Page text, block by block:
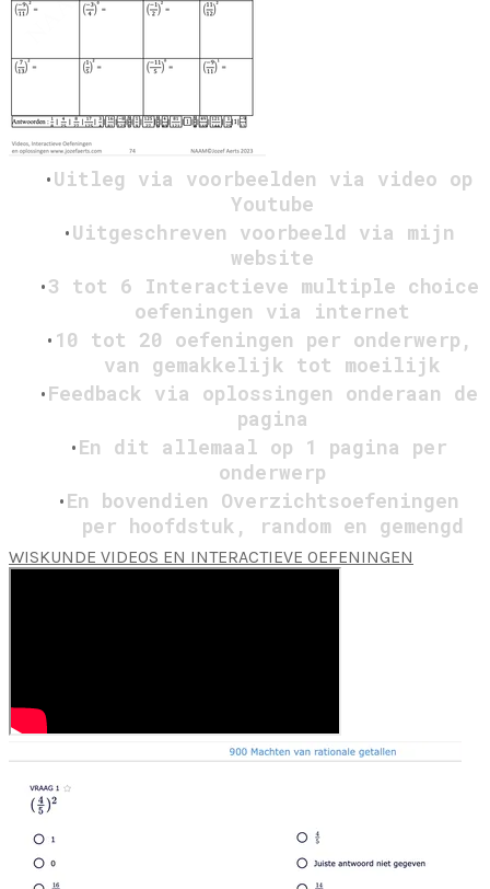
Uitleg via voorbeelden via video op
Youtube
Uitgeschreven voorbeeld via mijn
website
3 tot 6 Interactieve multiple choice
oefeningen via internet
10 tot 20 oefeningen per onderwerp,
van gemakkelijk tot moeilijk
Feedback via oplossingen onderaan de
pagina
En dit allemaal op 1 pagina per
onderwerp
En bovendien Overzichtsoefeningen
per hoofdstuk, random en gemengd
WISKUNDE VIDEOS EN INTERACTIEVE OEFENINGEN